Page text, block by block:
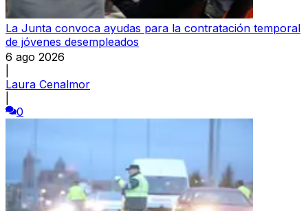
La Junta convoca ayudas para la contratación temporal
de jóvenes desempleados
6 ago 2026
Laura Cenalmor
0